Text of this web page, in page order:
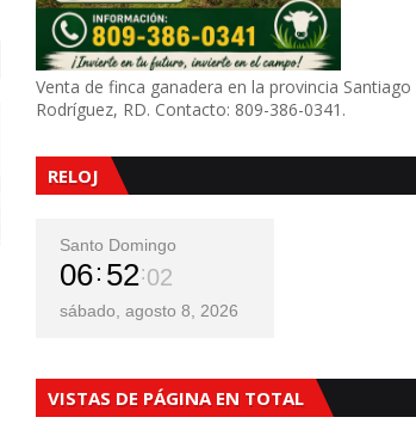
Venta de finca ganadera en la provincia Santiago
Rodríguez, RD. Contacto: 809-386-0341.
RELOJ
Santo Domingo
06 52 04
sábado, agosto 8, 2026
VISTAS DE PÁGINA EN TOTAL